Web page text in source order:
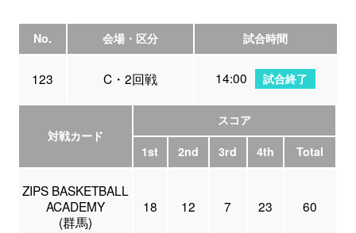
No. 会場・区分 試合時間
123 C・2回戦 14:00 試合終了
対戦カード
スコア
1st
2nd 3rd 4th Total
ZIPS BASKETBALL
ACADEMY
(群馬)
18 12 7 23 60